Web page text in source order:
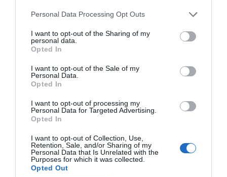
Personal Data Processing Opt Outs
I want to opt-out of the Sharing of my
personal data.
Opted In
I want to opt-out of the Sale of my
Personal Data.
Opted In
I want to opt-out of processing my
Personal Data for Targeted Advertising.
Opted In
I want to opt-out of Collection, Use,
Retention, Sale, and/or Sharing of my
Personal Data that Is Unrelated with the
Purposes for which it was collected.
Opted Out
¿Tiempos de paganismo o tiempos de
satanismo?
SOCIEDAD
Redacción 09/08/26 06:00
SOCIEDAD
Los cambios del Papa León XIV: lentos pero
acertados
Eulogio López